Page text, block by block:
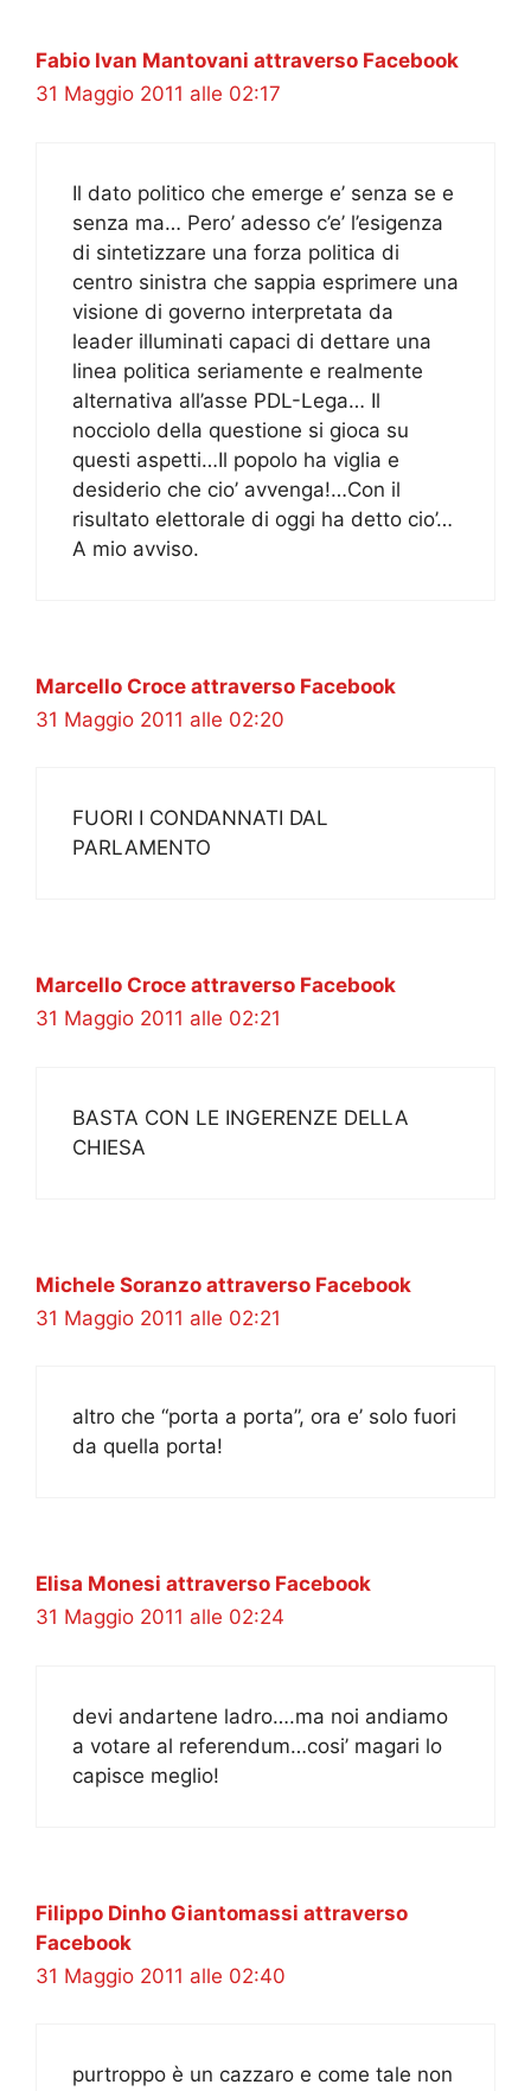
Fabio Ivan Mantovani attraverso Facebook
31 Maggio 2011 alle 02:17
Il dato politico che emerge e’ senza se e
senza ma… Pero’ adesso c’e’ l’esigenza
di sintetizzare una forza politica di
centro sinistra che sappia esprimere una
visione di governo interpretata da
leader illuminati capaci di dettare una
linea politica seriamente e realmente
alternativa all’asse PDL-Lega… Il
nocciolo della questione si gioca su
questi aspetti…Il popolo ha viglia e
desiderio che cio’ avvenga!…Con il
risultato elettorale di oggi ha detto cio’…
A mio avviso.
Marcello Croce attraverso Facebook
31 Maggio 2011 alle 02:20
FUORI I CONDANNATI DAL
PARLAMENTO
Marcello Croce attraverso Facebook
31 Maggio 2011 alle 02:21
BASTA CON LE INGERENZE DELLA
CHIESA
Michele Soranzo attraverso Facebook
31 Maggio 2011 alle 02:21
altro che “porta a porta”, ora e’ solo fuori
da quella porta!
Elisa Monesi attraverso Facebook
31 Maggio 2011 alle 02:24
devi andartene ladro….ma noi andiamo
a votare al referendum…cosi’ magari lo
capisce meglio!
Filippo Dinho Giantomassi attraverso
Facebook
31 Maggio 2011 alle 02:40
purtroppo è un cazzaro e come tale non